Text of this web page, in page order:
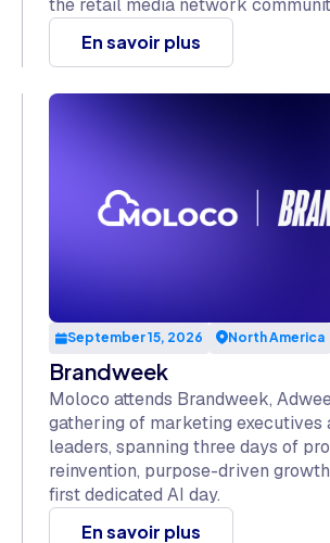
En savoir plus
September 15, 2026 North America
Brandweek
Moloco attends Brandweek,
gathering of marketing executives
leaders, spanning three days of
reinvention, purpose-driven
first dedicated AI day.
En savoir plus